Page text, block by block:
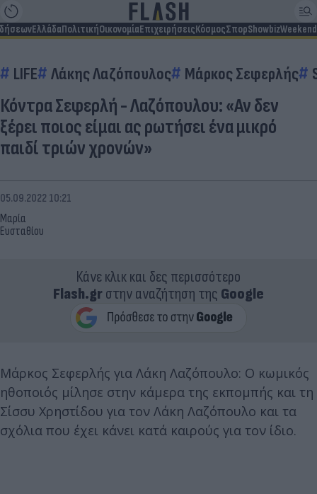
ΕλλάδαΠολιτικήΟικονομίαΕπιχειρήσειςΚόσμοςΣπορShowbizWeekend
LIFE Λάκης Λαζόπουλος Μάρκος Σεφερλής
Κόντρα Σεφερλή - Λαζόπουλου: «Αν δεν
ξέρει ποιος είμαι ας ρωτήσει ένα μικρό
παιδί τριών χρονών»
Μαρία
Ευσταθίου
05.09.2022 10:21
Κάνε κλικ και δες περισσότερο
Flash.grστην αναζήτηση της Google
Μάρκος Σεφερλής για Λάκη Λαζόπουλο: Ο κωμικός
ηθοποιός μίλησε στην κάμερα της εκπομπής και τη
Σίσσυ Χρηστίδου για τον Λάκη Λαζόπουλο και τα
σχόλια που έχει κάνει κατά καιρούς για τον ίδιο.